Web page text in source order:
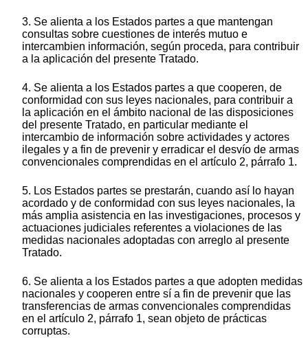
3. Se alienta a los Estados partes a que mantengan
consultas sobre cuestiones de interés mutuo e
intercambien información, según proceda, para contribuir
a la aplicación del presente Tratado.
4. Se alienta a los Estados partes a que cooperen, de
conformidad con sus leyes nacionales, para contribuir a
la aplicación en el ámbito nacional de las disposiciones
del presente Tratado, en particular mediante el
intercambio de información sobre actividades y actores
ilegales y a fin de prevenir y erradicar el desvío de armas
convencionales comprendidas en el artículo 2, párrafo 1.
5. Los Estados partes se prestarán, cuando así lo hayan
acordado y de conformidad con sus leyes nacionales, la
más amplia asistencia en las investigaciones, procesos y
actuaciones judiciales referentes a violaciones de las
medidas nacionales adoptadas con arreglo al presente
Tratado.
6. Se alienta a los Estados partes a que adopten medidas
nacionales y cooperen entre sí a fin de prevenir que las
transferencias de armas convencionales comprendidas
en el artículo 2, párrafo 1, sean objeto de prácticas
corruptas.